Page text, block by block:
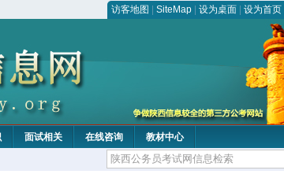
访客地图 SiteMap 设为桌面 设为首页
面试相关 在线咨询
教材中心